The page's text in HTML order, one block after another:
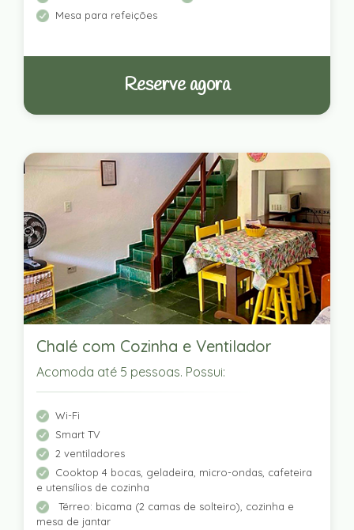
Mesa para refeições
Reserve agora
Chalé com Cozinha e Ventilador
Acomoda até 5 pessoas. Possui:
Wi-Fi
Smart TV
2 ventiladores
Cooktop 4 bocas, geladeira, micro-ondas, cafeteira
e utensílios de cozinha
Térreo: bicama (2 camas de solteiro), cozinha e
mesa de jantar